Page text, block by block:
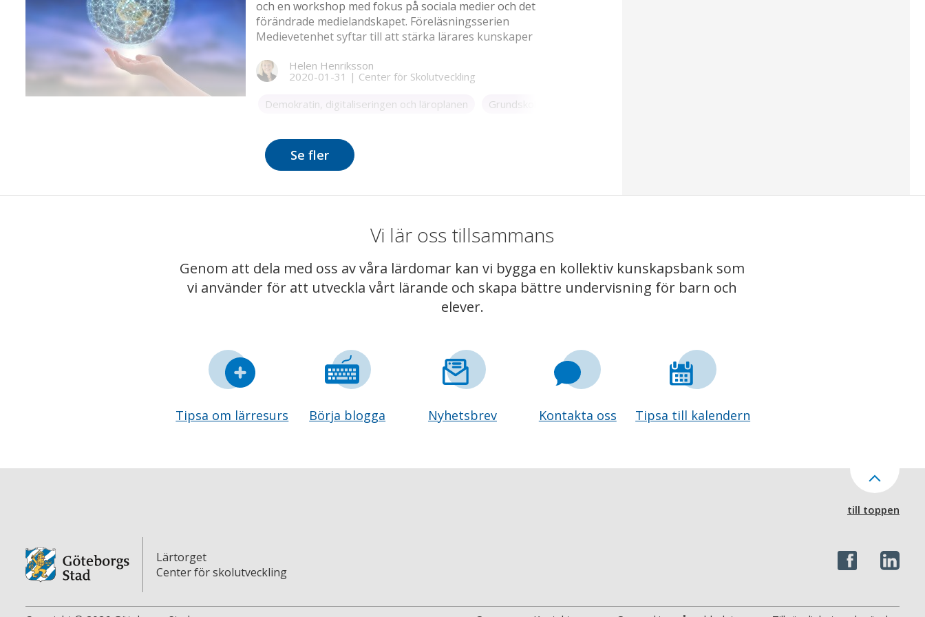
och en workshop med fokus på sociala medier och det
förändrade medielandskapet. Föreläsningsserien
Medievetenhet syftar till att stärka lärares kunskaper
fungerar.Helen Henriksson
2020-01-31 | Center för Skolutveckling
Demokratin, digitaliseringen och läroplanen
Grundskola
Se fler
Vi lär oss tillsammans
Genom att dela med oss av våra lärdomar kan vi bygga en kollektiv kunskapsbank som
vi använder för att utveckla vårt lärande och skapa bättre undervisning för barn och
elever.
Tipsa om lärresurs Börja blogga Nyhetsbrev Kontakta oss Tipsa till kalendern
till toppen
Lärtorget
Center för skolutveckling